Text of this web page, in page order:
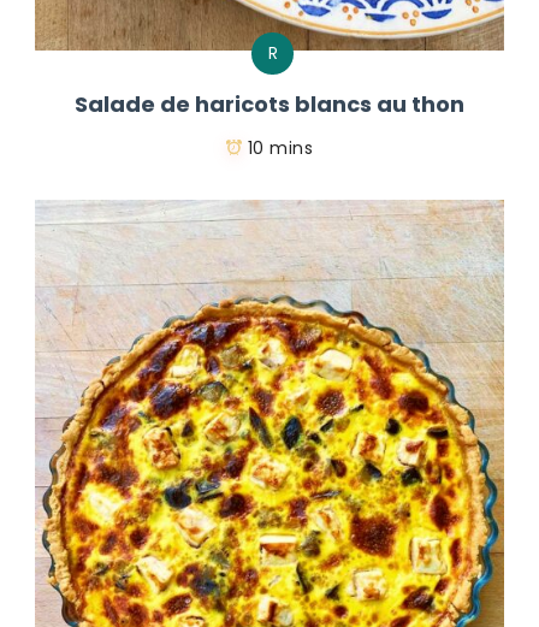
R
Salade de haricots blancs au thon
10 mins